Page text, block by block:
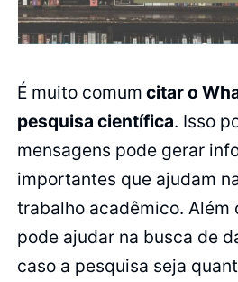
É muito comum citar o
pesquisa científica. Isso
mensagens pode gerar
importantes que ajudam
trabalho acadêmico. Além
pode ajudar na busca de
caso a pesquisa seja